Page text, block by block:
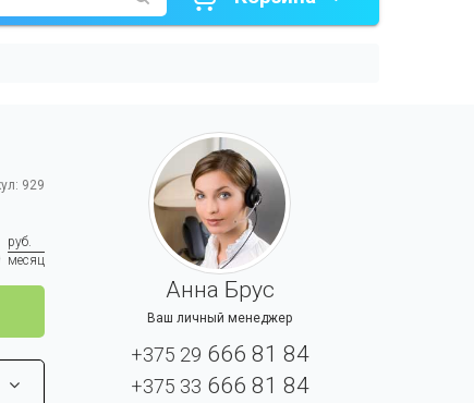
929
руб.
месяц
Анна Брус
Ваш личный менеджер
+375 29 666 81 84
+375 33 666 81 84